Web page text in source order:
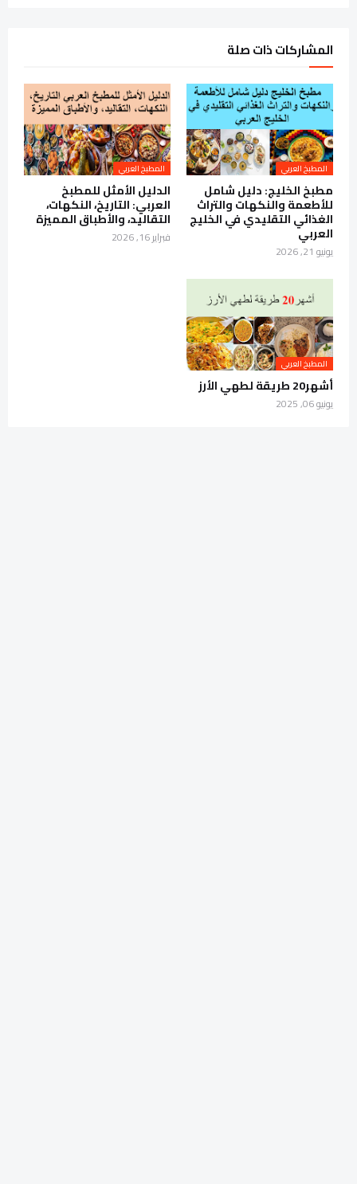
المشاركات ذات صلة
المطبخ العربي
مطبخ الخليج: دليل شامل
للأطعمة والنكهات والتراث
الغذائي التقليدي في الخليج
العربي
يونيو 21, 2026
المطبخ العربي
الدليل الأمثل للمطبخ
العربي: التاريخ، النكهات،
التقاليد، والأطباق المميزة
فبراير 16, 2026
المطبخ العربي
أشهر20 طريقة لطهي الأرز
يونيو 06, 2025